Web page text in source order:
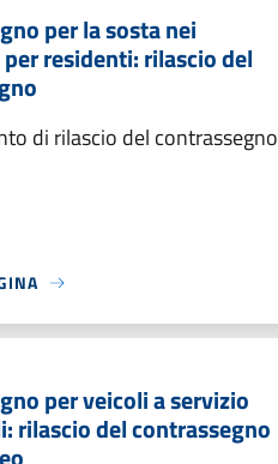
per la sosta nei
residenti: rilascio del
di rilascio del contrassegno
per veicoli a servizio
rilascio del contrassegno